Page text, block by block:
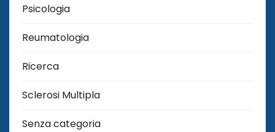
Psicologia
Reumatologia
Ricerca
Sclerosi Multipla
Senza categoria